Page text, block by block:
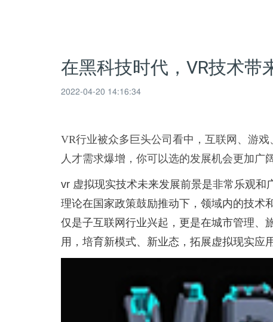
在黑科技时代，VR技术带
2022-04-20 14:16:34
VR行业被众多巨头公司看中，互联网、游
人才需求爆增，你可以选的发展机会更加广阔
vr 虚拟现实技术未来发展前景是非常乐观和
理论在国家政策鼓励推动下，领域内的技术
仅是子互联网行业兴起，更是在城市管理、
用，培育新模式、新业态，拓展虚拟现实应